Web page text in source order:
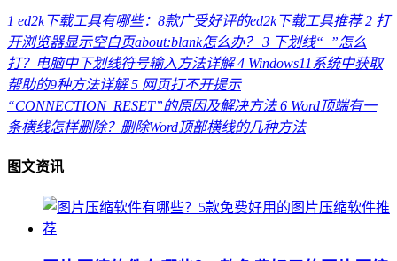
1 ed2k下载工具有哪些：8款广受好评的ed2k下载工具推荐 2 打
开浏览器显示空白页about:blank怎么办？ 3 下划线“_”怎么
打？电脑中下划线符号输入方法详解 4 Windows11系统中获取
帮助的9种方法详解 5 网页打不开提示
“CONNECTION_RESET”的原因及解决方法 6 Word顶端有一
条横线怎样删除？删除Word顶部横线的几种方法
图文资讯